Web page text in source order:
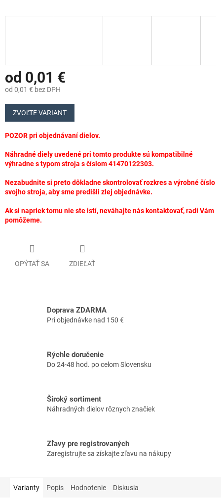
od 0,01 €
od 0,01 € bez DPH
Jednotková
cena:
ZVOĽTE VARIANT
POZOR pri objednávaní dielov.
Náhradné diely uvedené pri tomto produkte sú kompatibilné
výhradne s typom stroja s číslom 41470122303.
Nezabudnite si preto dôkladne skontrolovať rozkres a výrobné číslo
svojho stroja, aby sme predišli zlej objednávke.
Ak si napriek tomu nie ste istí, neváhajte nás kontaktovať, radi Vám
pomôžeme.
OPÝTAŤ SA ZDIEĽAŤ
Doprava ZDARMA
Pri objednávke nad 150 €
Rýchle doručenie
Do 24-48 hod. po celom Slovensku
Široký sortiment
Náhradných dielov rôznych značiek
Zľavy pre registrovaných
Zaregistrujte sa získajte zľavu na nákupy
Varianty Popis Hodnotenie Diskusia